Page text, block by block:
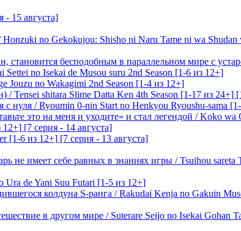
- 15 августа]
no Gekokujou: Shisho ni Naru Tame ni wa Shudan
бесподобным в параллельном мире с
no Isekai de Musou suru 2nd Season [1-6 из 12+]
Jouzu no Wakagimi 2nd Season [1-4 из 12+]
Tensei shitara Slime Datta Ken 4th Season [1-17 из 24+]
нуля / Ryoumin 0-nin Start no Henkyou Ryoushu-sama
это на меня и уходите» и стал легендой / Koko
[7 серия - 14 августа]
[1-6 из 12+] [7 серия - 13 августа]
имеет себе равных в знаниях игры / Tsuihou sareta
Ura de Yani Suu Futari [1-5 из 12+]
колдуна S-ранга / Rakudai Kenja no Gakuin
в другом мире / Suterare Seijo no Isekai Gohan